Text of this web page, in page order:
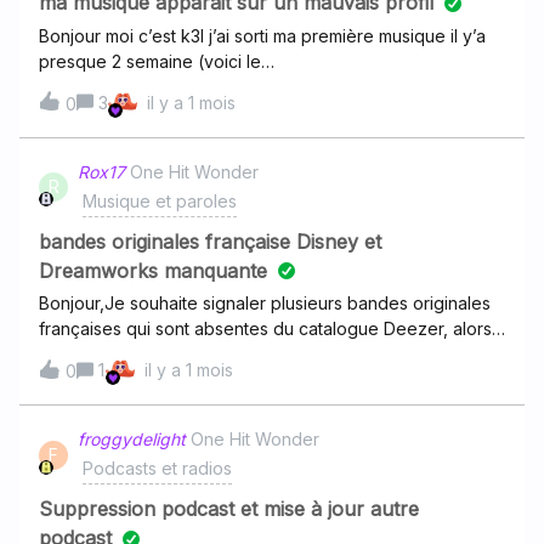
charge de ces questions en interne
Bonjour moi c’est k3l j’ai sorti ma première musique il y’a
presque 2 semaine (voici le
lien: https://link.deezer.com/s/33H12Inyx2JJdJHsnOPlM )m
ais la musique a été associée à un profil déjà existant qui
est celui ci
: https://link.deezer.com/s/33H12IwervTYX9YMPa8HAje
voudrais savoir comment je pourrais avoir mon propre
profil?
0 3 il y a 1 mois
R
Rox17 One Hit Wonder
Musique et paroles
bandes originales française Disney et
Dreamworks manquante
Bonjour,Je souhaite signaler plusieurs bandes originales
françaises qui sont absentes du catalogue Deezer, alors
(doublages, DVD et parfois CD).Il serait vraiment
appréciable de pouvoir ajouter les albums ou les
chansons en français de :La Belle et le Clochard 2 :
L'Appel de la rue Frère des ours 2 Le Prince d'Égypte
(DreamWorks) La Route d'Eldorado (DreamWorks) La
Ferme se rebelle (Home on the Range)Ces bandes
originales françaises sont très appréciées et beaucoup
0 1 il y a 1 mois
F
froggydelight One Hit Wonder
Podcasts et radios
Suppression podcast et mise à jour autre
podcast